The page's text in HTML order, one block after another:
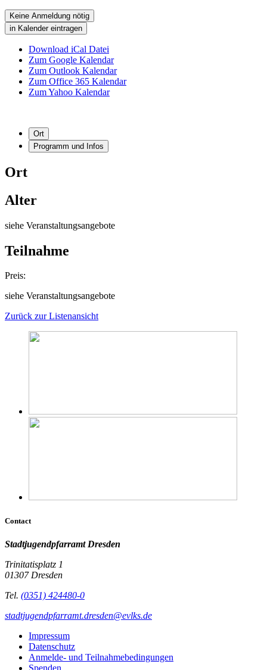
Keine Anmeldung nötig
in Kalender eintragen
Download iCal Datei
Zum Google Kalendar
Zum Outlook Kalendar
Zum Office 365 Kalendar
Zum Yahoo Kalendar
Ort
Programm und Infos
Ort
Alter
siehe Veranstaltungsangebote
Teilnahme
Preis:
siehe Veranstaltungsangebote
Zurück zur Listenansicht
Contact
Stadtjugendpfarramt Dresden
Trinitatisplatz 1
01307 Dresden
Tel. (0351) 424480-0
stadtjugendpfarramt.dresden@evlks.de
Impressum
Datenschutz
Anmelde- und Teilnahmebedingungen
Spenden